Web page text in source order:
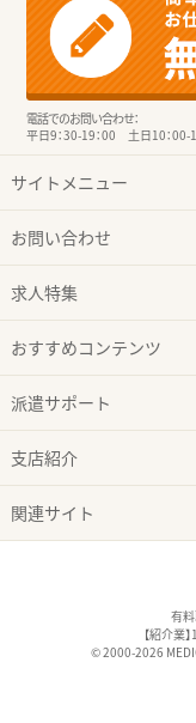
電話でのお問い合わせ：
平日9：30-19：00 土日10：00-
サイトメニュー
お問い合わせ
求人特集
おすすめコンテンツ
派遣サポート
支店紹介
関連サイト
有
【紹介業
© 2000-2026